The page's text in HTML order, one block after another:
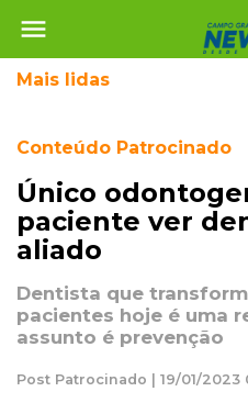
menu
Mais lidas
Conteúdo Patrocinado
Único
paciente ver
aliado
Dentista que
pacientes hoje é uma
assunto é prevenção
Post Patrocinado | 19/01/2023